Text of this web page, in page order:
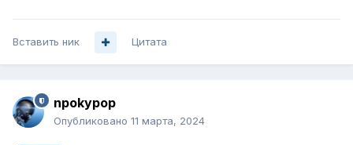
Вставить ник Цитата
npokypop
Опубликовано 11 марта, 2024